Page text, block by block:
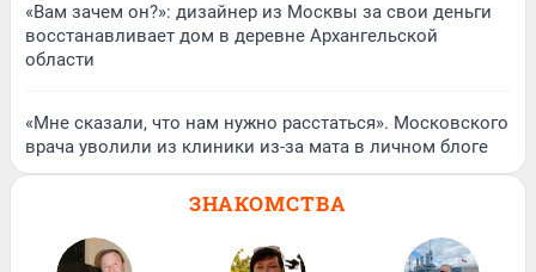
«Вам зачем он?»: дизайнер из Москвы за свои деньги
восстанавливает дом в деревне Архангельской
области
«Мне сказали, что нам нужно расстаться». Московского
врача уволили из клиники из-за мата в личном блоге
ЗНАКОМСТВА